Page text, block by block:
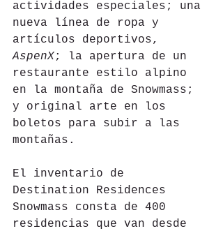
actividades especiales; una
nueva línea de ropa y
artículos deportivos,
AspenX; la apertura de un
restaurante estilo alpino
en la montaña de Snowmass;
y original arte en los
boletos para subir a las
montañas.
El inventario de
Destination Residences
Snowmass consta de 400
residencias que van desde